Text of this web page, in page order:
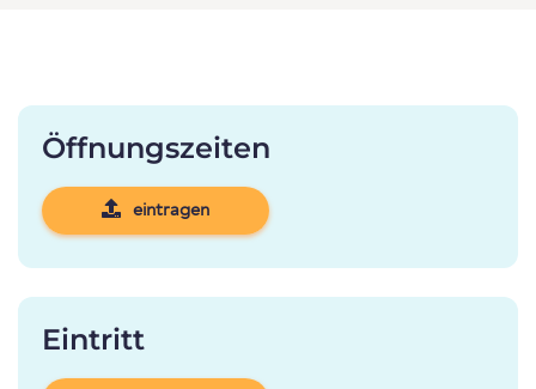
Öffnungszeiten
eintragen
Eintritt